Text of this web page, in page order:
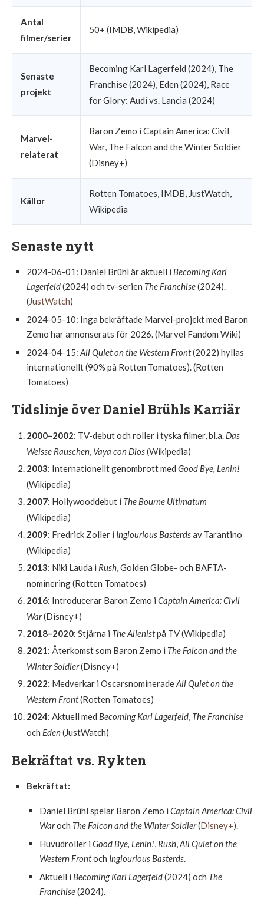
Antal
filmer/serier
50+ (IMDB, Wikipedia)
Senaste
projekt
Becoming Karl Lagerfeld (2024), The
Franchise (2024), Eden (2024), Race
for Glory: Audi vs. Lancia (2024)
Marvel-
relaterat
Baron Zemo i Captain America: Civil
War, The Falcon and the Winter Soldier
(Disney+)
Källor
Rotten Tomatoes, IMDB, JustWatch,
Wikipedia
Senaste nytt
2024-06-01: Daniel Brühl är aktuell i Becoming Karl
Lagerfeld(2024) och tv-serien The Franchise(2024).
(JustWatch)
2024-05-10: Inga bekräftade Marvel-projekt med Baron
Zemo har annonserats för 2026. (Marvel Fandom Wiki)
2024-04-15: All Quiet on the Western Front(2022) hyllas
internationellt (90% på Rotten Tomatoes). (Rotten
Tomatoes)
Tidslinje över Daniel Brühls Karriär
2000–2002: TV-debut och roller i tyska filmer, bl.a. Das
Weisse Rauschen, Vaya con Dios(Wikipedia)
2003: Internationellt genombrott med Good Bye, Lenin!
(Wikipedia)
2007: Hollywooddebut i The Bourne Ultimatum
(Wikipedia)
2009: Fredrick Zoller i Inglourious Basterdsav Tarantino
(Wikipedia)
2013: Niki Lauda i Rush, Golden Globe- och BAFTA-
nominering (Rotten Tomatoes)
2016: Introducerar Baron Zemo i Captain America: Civil
War(Disney+)
2018–2020: Stjärna i The Alienistpå TV (Wikipedia)
2021: Återkomst som Baron Zemo i The Falcon and the
Winter Soldier(Disney+)
2022: Medverkar i OscarsnomineradeAll Quiet on the
Western Front(Rotten Tomatoes)
2024: Aktuell med Becoming Karl Lagerfeld, The Franchise
och Eden(JustWatch)
Bekräftat vs. Rykten
Bekräftat:
Daniel Brühl spelar Baron Zemo i Captain America: Civil
Waroch The Falcon and the Winter Soldier(Disney+).
Huvudroller i Good Bye, Lenin!, Rush,All Quiet on the
Western Frontoch Inglourious Basterds.
Aktuell i Becoming Karl Lagerfeld(2024) och The
Franchise(2024).